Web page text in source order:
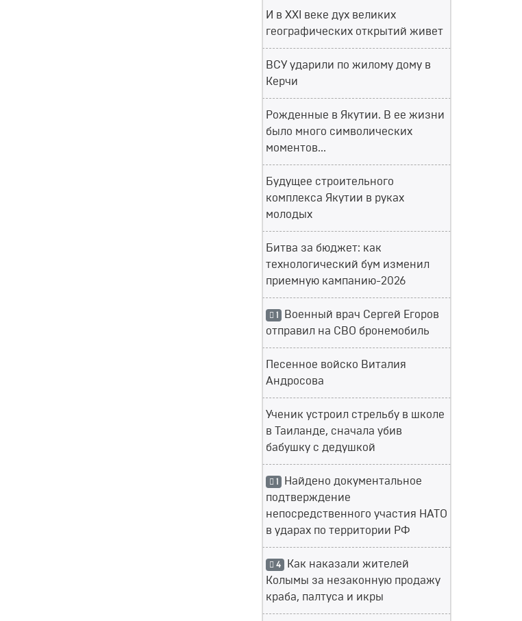
И в XXI веке дух великих
географических открытий живет
ВСУ ударили по жилому дому в
Керчи
Рожденные в Якутии. В ее жизни
было много символических
моментов...
Будущее строительного
комплекса Якутии в руках
молодых
Битва за бюджет: как
технологический бум изменил
приемную кампанию-2026
1 Военный врач Сергей Егоров
отправил на СВО бронемобиль
Песенное войско Виталия
Андросова
Ученик устроил стрельбу в школе
в Таиланде, сначала убив
бабушку с дедушкой
1 Найдено документальное
подтверждение
непосредственного участия НАТО
в ударах по территории РФ
4 Как наказали жителей
Колымы за незаконную продажу
краба, палтуса и икры